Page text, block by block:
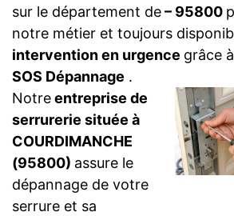
sur le département de– 95800
notre métier et toujours
intervention en urgence grâce
SOS Dépannage .
Notreentreprise de
serrurerie située à
COURDIMANCHE
(95800) assure le
dépannage de votre
serrure et sa